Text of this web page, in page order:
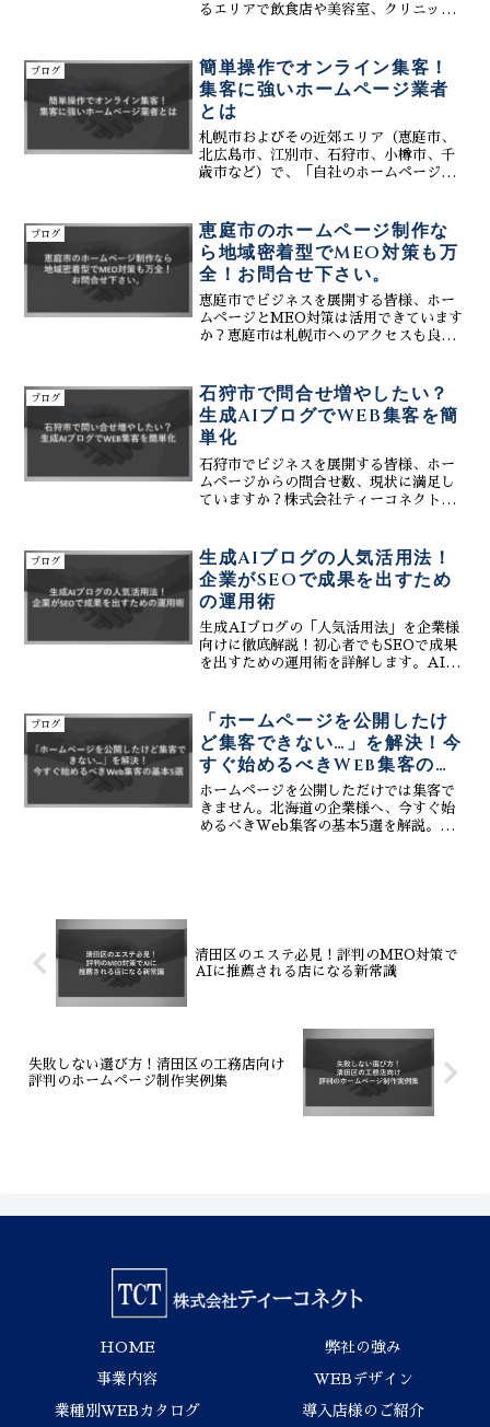
るエリアで飲食店や美容室、クリニック
い、地域で一番の人気店になれるだろ
う？」と日々考えていらっし...
ブログ
簡単操作でオンライン集客！
集客に強いホームページ業者
とは
札幌市およびその近郊エリア（恵庭市、
北広島市、江別市、石狩市、小樽市、千
歳市など）で、「自社のホームページ
門知識はないし、日々の業務で手一杯。
ホームページの更新や集客...
ブログ
恵庭市のホームページ制作な
ら地域密着型でMEO対策も万
全！お問合せ下さい。
恵庭市でビジネスを展開する皆様、ホー
ムページとMEO対策は活用できています
か？恵庭市は札幌市へのアクセスも良
り、ビジネスチャンスも拡大していま
す。ホームページは企業の顔...
ブログ
石狩市で問合せ増やしたい？
生成AIブログでWEB集客を簡
単化
石狩市でビジネスを展開する皆様、ホー
ムページからの問合せ数、現状に満足し
ていますか？株式会社ティーコネクト
加を実現します。AIが生成する高品質な
ブログ記事で、検索エ...
ブログ
生成AIブログの人気活用法！
企業がSEOで成果を出すため
の運用術
生成AIブログの「人気活用法」を企業様
向けに徹底解説！初心者でもSEOで成果
を出すための運用術を詳解します。AIツ
で網羅。株式会社ティーコネクトは、
Web制作から...
ブログ
「ホームページを公開したけ
ど集客できない…」を解決！今
すぐ始めるべきWeb集客の基
本5選
ホームページを公開しただけでは集客で
きません。北海道の企業様へ、今すぐ始
めるべきWeb集客の基本5選を解説。
清田区のエステ必見！評判のMEO対策で
AIに推薦される店になる新常識
失敗しない選び方！清田区の工務店向け
評判のホームページ制作実例集
HOME 弊社の強み
事業内容 WEBデザイン
業種別WEBカタログ 導入店様のご紹介